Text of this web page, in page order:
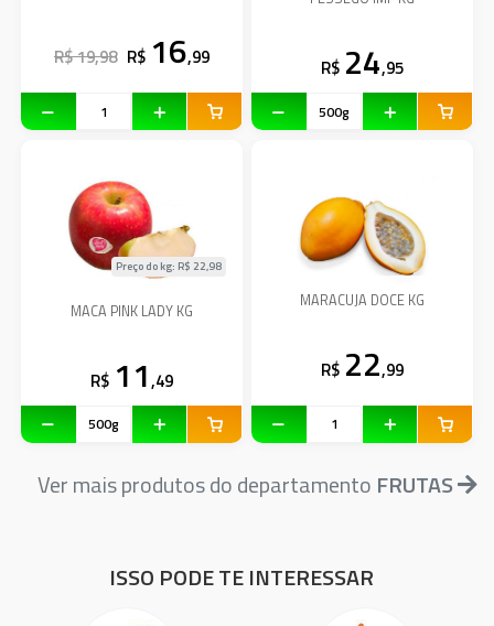
R$ 19,98 R$ 16,99 R$ 24,95
MACA PINK LADY KG
Preço do kg: R$ 22,98
R$ 11,49
MARACUJA DOCE KG
R$ 22,99
Ver mais produtos do departamento FRUTAS
ISSO PODE TE INTERESSAR